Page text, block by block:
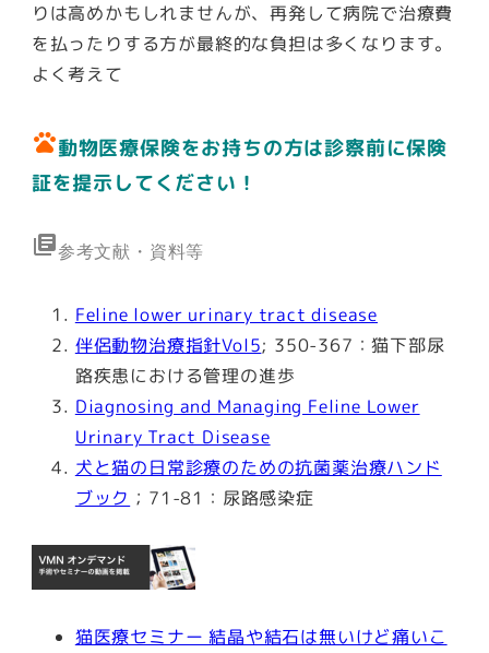
りは高めかもしれませんが、再発して病院で治療費
を払ったりする方が最終的な負担は多くなります。
よく考えて
pets動物医療保険をお持ちの方は診察前に保険
証を提示してください！
library_books参考文献・資料等
Feline lower urinary tract disease
伴侶動物治療指針Vol5; 350-367：猫下部尿
路疾患における管理の進歩
Diagnosing and Managing Feline Lower
Urinary Tract Disease
犬と猫の日常診療のための抗菌薬治療ハンド
ブック ；71-81：尿路感染症
猫医療セミナー 結晶や結石は無いけど痛いこ